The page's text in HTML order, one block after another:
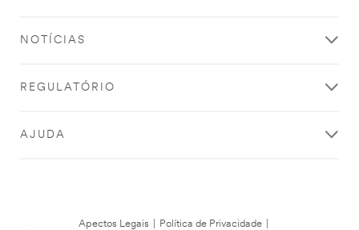
NOTÍCIAS
REGULATÓRIO
AJUDA
Apectos Legais Política de Privacidade